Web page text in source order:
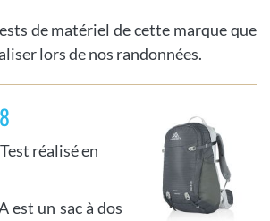
de matériel de cette marque que
lors de nos randonnées.
réalisé en
est un sac à dos